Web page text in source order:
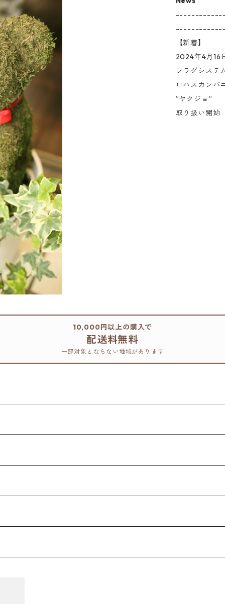
【新着】
2024年4月16
フラグシステ
ロハスカンパ
”ヤクジョ”
取り扱い開始
10,000円以上の購入で
配送料無料
一部対象とならない地域があります